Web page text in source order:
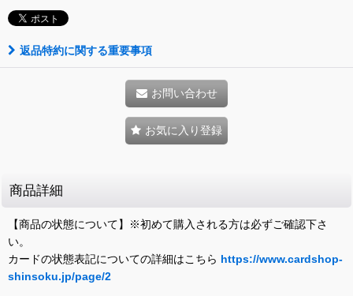
返品特約に関する重要事項
お問い合わせ
お気に入り登録
商品詳細
【商品の状態について】※初めて購入される方は必ずご確認下さ
い。
カードの状態表記についての詳細はこちら https://www.cardshop-
shinsoku.jp/page/2